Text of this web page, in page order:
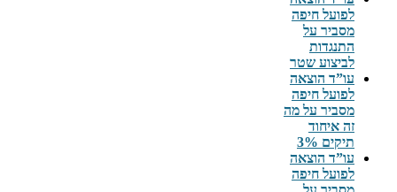
לפועל חיפה
מסביר על
התנגדות
לביצוע שטר
עו”ד הוצאה
לפועל חיפה
מסביר על מה
זה איחוד
תיקים 3%
עו”ד הוצאה
לפועל חיפה